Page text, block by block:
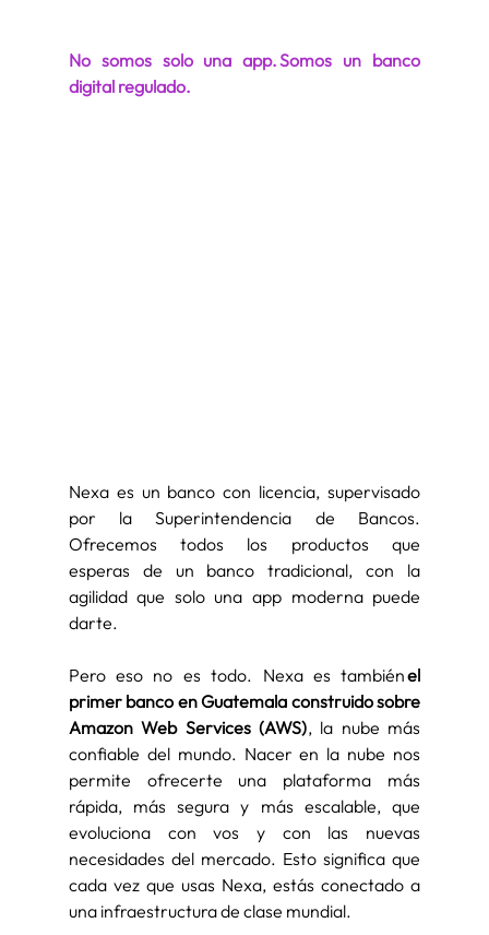
No somos solo una app.Somos un banco
digital regulado.
Nexa es un banco con licencia, supervisado
por la Superintendencia de Bancos.
Ofrecemos todos los productos que
esperas de un banco tradicional, con la
agilidad que solo una app moderna puede
darte.
Pero eso no es todo. Nexa es también el
primer banco en Guatemala construido sobre
Amazon Web Services (AWS), la nube más
confiable del mundo. Nacer en la nube nos
permite ofrecerte una plataforma más
rápida, más segura y más escalable, que
evoluciona con vos y con las nuevas
necesidades del mercado. Esto significa que
cada vez que usas Nexa, estás conectado a
una infraestructura de clase mundial.